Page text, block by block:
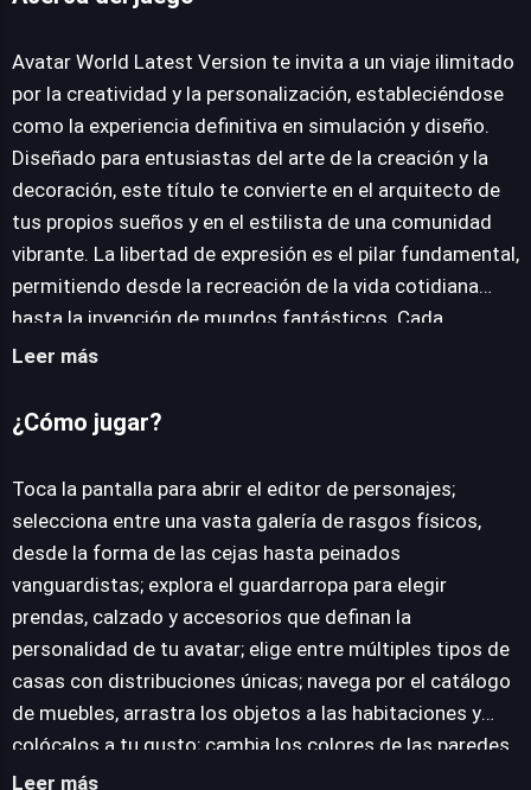
JUEGALO AHORA
Avatar World Latest Version te invita a un viaje ilimitado
por la creatividad y la personalización, estableciéndose
como la experiencia definitiva en simulación y diseño.
Diseñado para entusiastas del arte de la creación y la
decoración, este título te convierte en el arquitecto de
tus propios sueños y en el estilista de una comunidad
vibrante. La libertad de expresión es el pilar fundamental,
permitiendo desde la recreación de la vida cotidiana
hasta la invención de mundos fantásticos. Cada
aspecto, desde la apariencia detallada de tu avatar
oportunidad para reflejar tu identidad. Las herramientas
experimentación con peinados vanguardistas, estilos de
vestimenta únicos (desde deportivo a gótico), y la
disposición de mobiliario. Selecciona entre diversas
estructuras habitacionales, arrastra objetos, y
transforma los espacios cambiando colores de paredes
para crear ambientes que van desde acogedores hasta
lujosos. Sin reglas ni misiones obligatorias, Avatar World
ofrece un espacio de relajación pura donde la única guía
es tu imaginación, invitándote a construir el hogar y la
Leer más
¿Cómo jugar?
Toca la pantalla para abrir el editor de personajes;
selecciona entre una vasta galería de rasgos físicos,
desde la forma de las cejas hasta peinados
vanguardistas; explora el guardarropa para elegir
prendas, calzado y accesorios que definan la
personalidad de tu avatar; elige entre múltiples tipos de
casas con distribuciones únicas; navega por el catálogo
de muebles, arrastra los objetos a las habitaciones y
colócalos a tu gusto; cambia los colores de las paredes
y la disposición de los objetos para crear el ambiente
Leer más